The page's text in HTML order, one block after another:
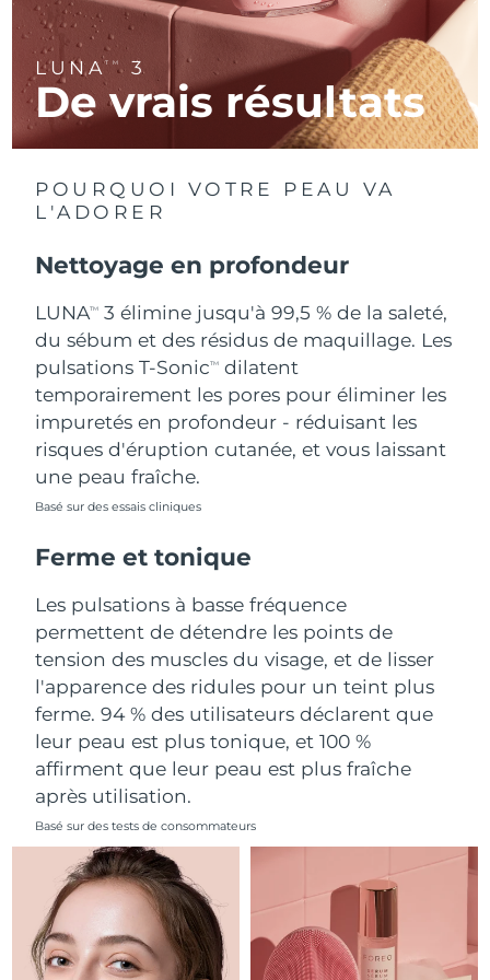
LUNATM 3
De vrais résultats
POURQUOI VOTRE PEAU VA
L'ADORER
Nettoyage en profondeur
LUNATM
3 élimine jusqu'à 99,5 % de la saleté,
du sébum et des résidus de maquillage. Les
pulsations T-SonicTM
dilatent
temporairement les pores pour éliminer les
impuretés en profondeur - réduisant les
risques d'éruption cutanée, et vous laissant
une peau fraîche.
Basé sur des essais cliniques
Ferme et tonique
Les pulsations à basse fréquence
permettent de détendre les points de
tension des muscles du visage, et de lisser
l'apparence des ridules pour un teint plus
ferme. 94 % des utilisateurs déclarent que
leur peau est plus tonique, et 100 %
affirment que leur peau est plus fraîche
après utilisation.
Basé sur des tests de consommateurs
R.A.S. chinoise de
Macao
Livraison estimée10/8/26
Malaisie Livraison estimée11/8/26
Malte
Monaco Livraison estimée
Pays-Bas Livraison estimée 8/8/26
Nouvelle-Zélande
Norvège Livraison estimée8/8/26
Oman
Portugal Livraison estimée
Porto Rico Livraison estimée10/8/26
Qatar Livraison estimée
La Réunion
Roumanie Livraison estimée8/8/26
Russie Livraison estimée
Arabie saoudite Livraison estimée